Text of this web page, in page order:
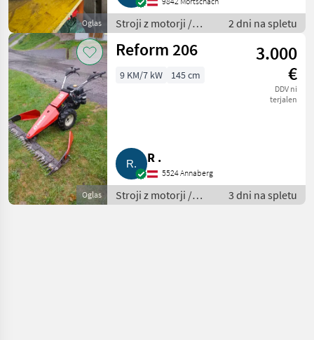
Oglas
Stroji z motorji /
Motorna kosilnica/
prekopalnik
2 dni na spletu
Oglas
Reform 206
3.000
€
DDV ni
terjalen
9 KM/7 kW 145 cm
R .
5524 Annaberg
Stroji z motorji /
Motorna kosilnica/
3 dni na spletu